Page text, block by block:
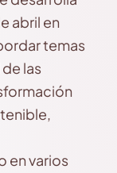
abril en
temas
las
en varios